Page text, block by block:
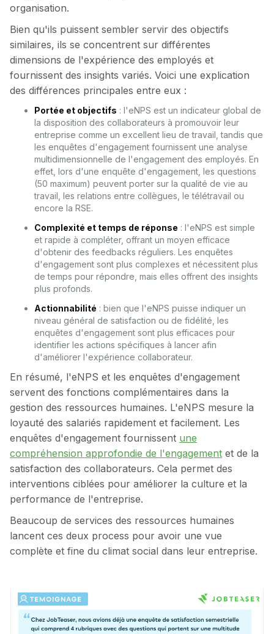
organisation.
Bien qu'ils puissent sembler servir des objectifs
similaires, ils se concentrent sur différentes
dimensions de l'expérience des employés et
fournissent des insights variés. Voici une explication
des différences principales entre eux :
Portée et objectifs : l'eNPS est un indicateur global de
la disposition des collaborateurs à promouvoir leur
entreprise comme un excellent lieu de travail, tandis que
les enquêtes d'engagement fournissent une analyse
multidimensionnelle de l'engagement des employés. En
effet, lors d'une enquête d'engagement, les questions
(50 maximum) peuvent porter sur la qualité de vie au
travail, les relations entre collègues, le télétravail ou
encore la RSE.
Complexité et temps de réponse : l'eNPS est simple
et rapide à compléter, offrant un moyen efficace
d'obtenir des feedbacks réguliers. Les enquêtes
d'engagement sont plus complexes et nécessitent plus
de temps pour répondre, mais elles offrent des insights
plus profonds.
Actionnabilité : bien que l'eNPS puisse indiquer un
niveau général de satisfaction ou de fidélité, les
enquêtes d'engagement sont plus efficaces pour
identifier les actions spécifiques à lancer afin
d'améliorer l'expérience collaborateur.
En résumé, l'eNPS et les enquêtes d'engagement
servent des fonctions complémentaires dans la
gestion des ressources humaines. L'eNPS mesure la
loyauté des salariés rapidement et facilement. Les
enquêtes d'engagement fournissent une
compréhension approfondie de l'engagement et de la
satisfaction des collaborateurs. Cela permet des
interventions ciblées pour améliorer la culture et la
performance de l'entreprise.
Beaucoup de services des ressources humaines
lancent ces deux process pour avoir une vue
complète et fine du climat social dans leur entreprise.